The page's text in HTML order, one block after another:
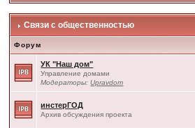
Связи с общественностью
Форум
УК "Наш дом"
Управление домами
Модераторы:Upravdom
инстерГОД
Архив обсуждения проекта